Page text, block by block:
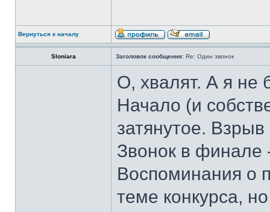
Вернуться к началу
Sloniara Заголовок сообщения: Re: Один звонок
О, хвалят. А я не
Начало (и
затянутое.
Звонок в финале
Воспоминания о
теме конкурса,